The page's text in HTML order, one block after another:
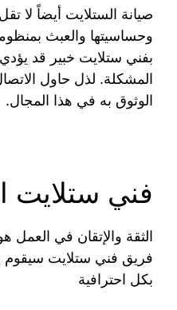
صيانة الستلايت أيضاً لا
وحساسيتها والعبث
بفني ستلايت خبير قد
المشكلة. لذل حاول
الوثوق به في هذا المجال.
فني ستلايت
الثقة والإتقان في العمل
فريق فني ستلايت سيقوم
بكل احترافية